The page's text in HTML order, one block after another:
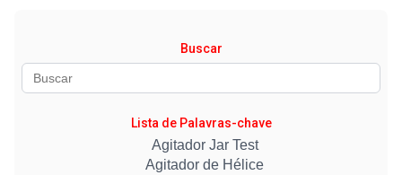
Buscar
Lista de Palavras-chave
Agitador Jar Test
Agitador de Hélice